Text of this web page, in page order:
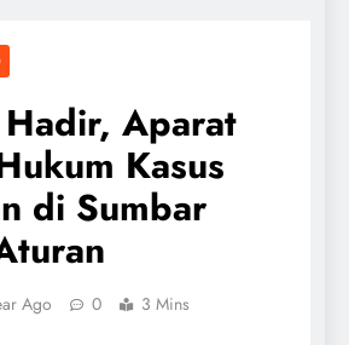
Aparat
Kasus
di Sumbar
Ago 0 3 Mins